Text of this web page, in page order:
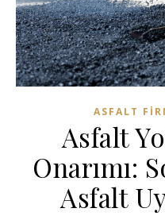
ASFALT
Asfalt
Onarımı:
Asfalt